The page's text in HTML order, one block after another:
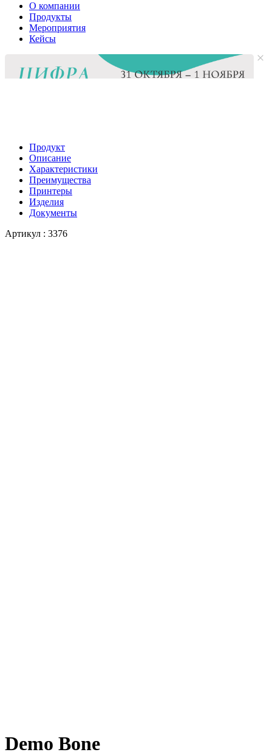
О компании
Продукты
Мероприятия
Кейсы
Продукт
Описание
Характеристики
Преимущества
Принтеры
Изделия
Документы
Артикул : 3376
Demo Bone